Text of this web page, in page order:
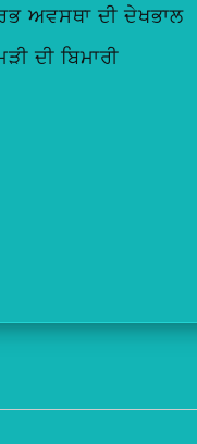
ਅਵਸਥਾ ਦੀ ਦੇਖਭਾਲ
ਦੀ ਬਿਮਾਰੀ